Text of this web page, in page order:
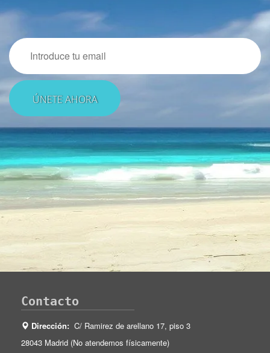
Email
Contacto
Dirección: C/ Ramirez de arellano 17, piso 3
28043 Madrid (No atendemos físicamente)